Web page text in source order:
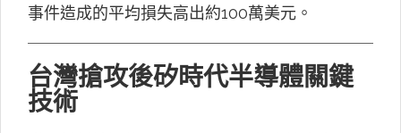
事件造成的平均損失高出約100萬美元。
台灣搶攻後矽時代半導體關鍵
技術